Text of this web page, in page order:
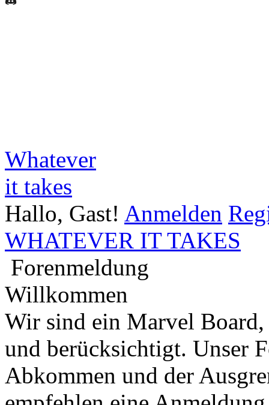
Whatever
it takes
Hallo, Gast! Anmelden
WHATEVER IT TAKES
Forenmeldung
Willkommen
Wir sind ein Marvel
und berücksichtigt. Unser
Abkommen und der